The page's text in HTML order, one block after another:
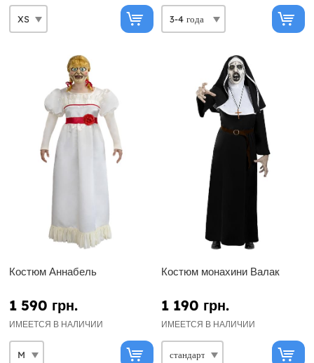
Костюм Аннабель
1 590 грн.
ИМЕЕТСЯ В НАЛИЧИИ
Костюм монахини Валак
1 190 грн.
ИМЕЕТСЯ В НАЛИЧИИ